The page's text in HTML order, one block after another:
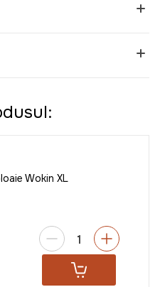
Wokin XL